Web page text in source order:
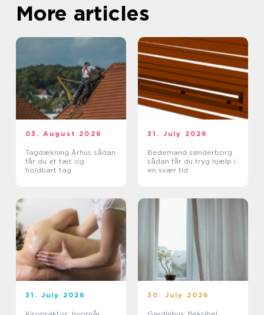
More articles
03. August 2026
Tagdækning Århus sådan
får du et tæt og
holdbart tag
31. July 2026
Bedemand sønderborg
sådan får du tryg hjælp i
en svær tid
31. July 2026 30. July 2026